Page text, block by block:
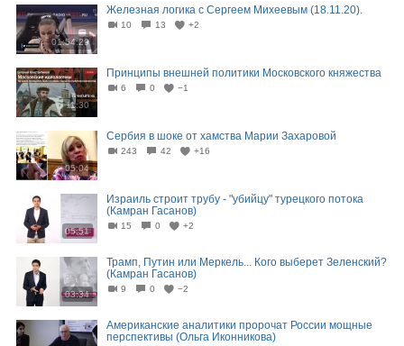
01:54:29
Железная логика с Сергеем Михеевым (18.11.20).
10 13 +2
11:30
Принципы внешней политики Московского княжества
6 0 −1
05:04
Сербия в шоке от хамства Марии Захаровой
243 42 +16
05:51
Израиль строит трубу - "убийцу" турецкого потока
(Камран Гасанов)
15 0 +2
03:34
Трамп, Путин или Меркель... Кого выберет Зеленский?
(Камран Гасанов)
9 0 −2
Американские аналитики пророчат России мощные
перспективы (Ольга Иконникова)